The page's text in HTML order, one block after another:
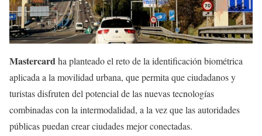
Mastercardha planteado el reto de la identificación biométrica
aplicada a la movilidad urbana, que permita que ciudadanos y
turistas disfruten del potencial de las nuevas tecnologías
combinadas con la intermodalidad, a la vez que las autoridades
públicas puedan crear ciudades mejor conectadas.